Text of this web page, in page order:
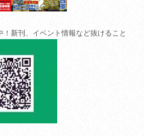
新刊、イベント情報など抜けること